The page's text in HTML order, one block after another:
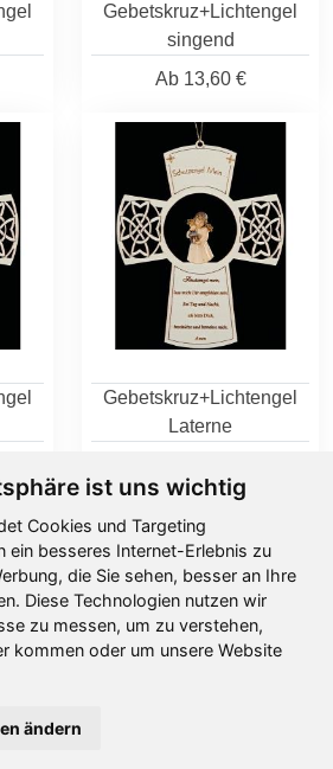
ist uns wichtig
Cookies und Targeting
ein besseres Internet-Erlebnis zu
die Sie sehen, besser an Ihre
Diese Technologien nutzen wir
zu messen, um zu verstehen,
kommen oder um unsere Website
ändern
Gebetskruz+Lichtengel
singend
Ab13,60 €
Gebetskruz+Lichtengel
Laterne